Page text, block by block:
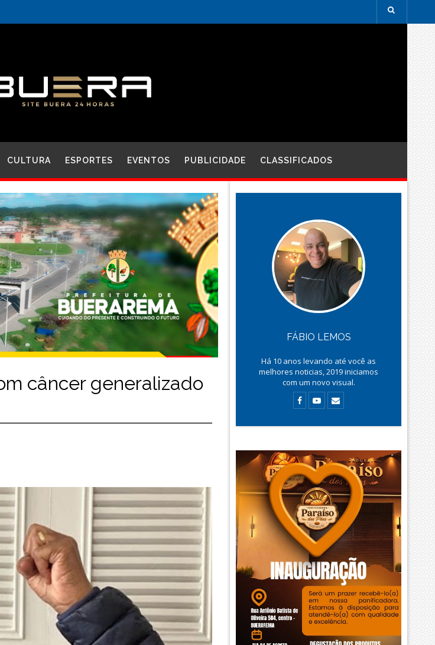
CULTURA ESPORTES EVENTOS PUBLICIDADE CLASSIFICADOS
câncer generalizado
FÁBIO LEMOS
Há 10 anos levando até você as
melhores noticias, 2019 iniciamos
com um novo visual.